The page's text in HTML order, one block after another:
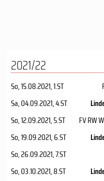
2021/22
So, 15.08.2021, 1.ST
Sa, 04.09.2021, 4.ST
So, 12.09.2021, 5.ST FV RW
So, 19.09.2021, 6.ST
So, 26.09.2021, 7.ST
So, 03.10.2021, 8.ST